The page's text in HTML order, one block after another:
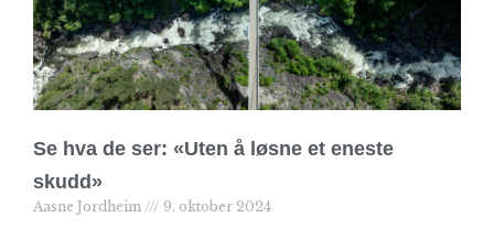
Se hva de ser: «Uten å løsne et eneste
skudd»
Aasne Jordheim 9. oktober 2024